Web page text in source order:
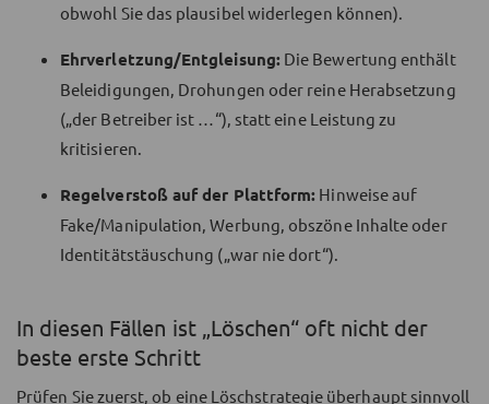
obwohl Sie das plausibel widerlegen können).
Ehrverletzung/Entgleisung: Die Bewertung enthält
Beleidigungen, Drohungen oder reine Herabsetzung
(„der Betreiber ist …“), statt eine Leistung zu
kritisieren.
Regelverstoß auf der Plattform: Hinweise auf
Fake/Manipulation, Werbung, obszöne Inhalte oder
Identitätstäuschung („war nie dort“).
In diesen Fällen ist „Löschen“ oft nicht der
beste erste Schritt
Prüfen Sie zuerst, ob eine Löschstrategie überhaupt sinnvoll